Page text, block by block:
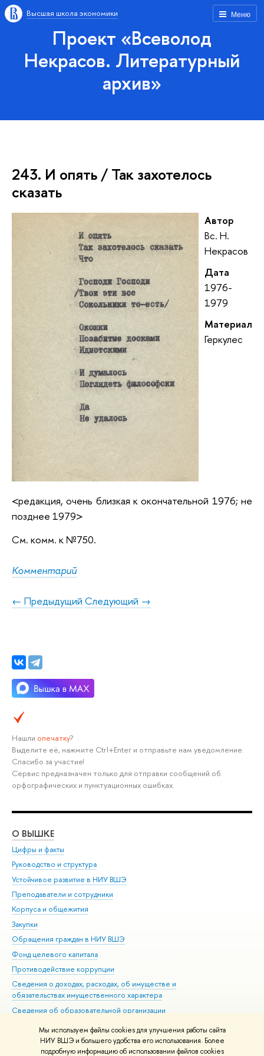
Мы используем файлы cookies для улучшения работы сайта
НИУ ВШЭ и большего удобства его использования. Более
подробную информацию об использовании файлов cookies
Меню
Высшая школа экономики
Проект «Всеволод
Некрасов. Литературный
архив»
243. И опять / Так захотелось
сказать
Автор
Вс. Н.
Некрасов
Дата
1976-
1979
Материал
Геркулес
<редакция, очень близкая к окончательной 1976; не
позднее 1979>
См. комм. к №750.
Комментарий
← Предыдущий Следующий →
Нашли опечатку?
Выделите её, нажмите Ctrl+Enter и отправьте нам уведомление.
Спасибо за участие!
Сервис предназначен только для отправки сообщений об
орфографических и пунктуационных ошибках.
О ВЫШКЕ
Цифры и факты
Руководство и структура
Устойчивое развитие в НИУ ВШЭ
Преподаватели и сотрудники
Корпуса и общежития
Закупки
Обращения граждан в НИУ ВШЭ
Фонд целевого капитала
Противодействие коррупции
Сведения о доходах, расходах, об имуществе и
обязательствах имущественного характера
Сведения об образовательной организации
Людям с ограниченными возможностями здоровья
Единая платежная страница